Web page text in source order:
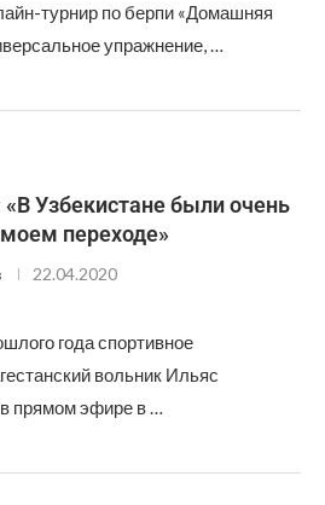
турнир по берпи «Домашняя
упражнение, …
Узбекистане были очень
переходе»
22.04.2020
года спортивное
вольник Ильяс
прямом эфире в …